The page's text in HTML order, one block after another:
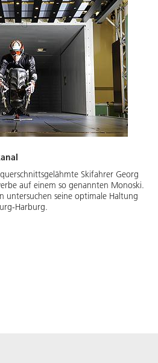
Skifahrer Georg
auf einem so genannten Monoski.
untersuchen seine optimale Haltung
Harburg.